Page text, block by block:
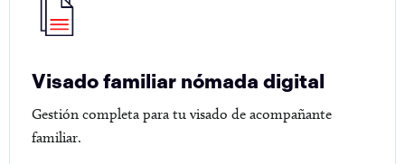
Visado familiar nómada digital
Gestión completa para tu visado de acompañante
familiar.